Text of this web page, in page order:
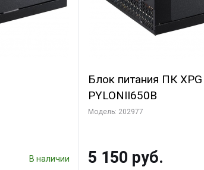
В наличии
Блок питания ПК XPG
PYLONII650B
Модель: 202977
5 150 руб.